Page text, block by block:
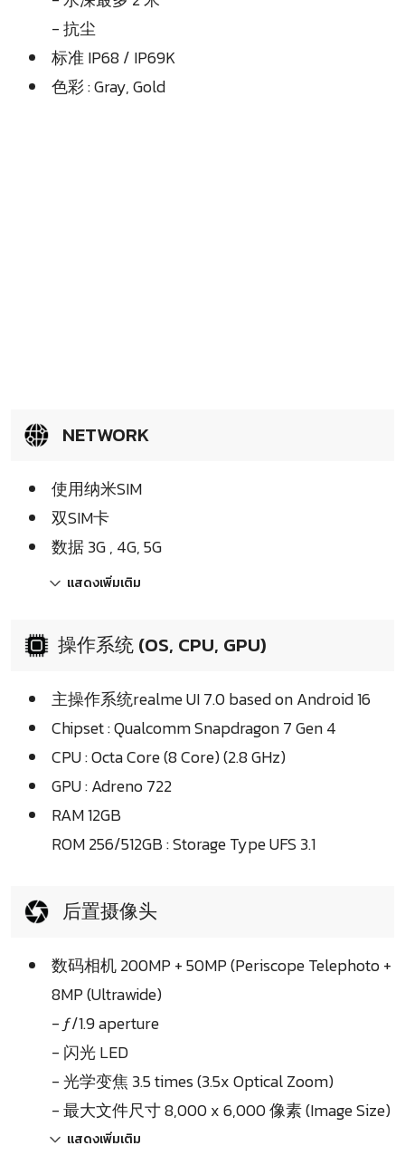
- 抗尘
标准 IP68 / IP69K
色彩 : Gray, Gold
NETWORK
使用纳米SIM
双SIM卡
数据 3G , 4G, 5G
แสดงเพิ่มเติม
操作系统 (OS, CPU, GPU)
主操作系统realme UI 7.0 based on Android 16
Chipset : Qualcomm Snapdragon 7 Gen 4
CPU : Octa Core (8 Core) (2.8 GHz)
GPU : Adreno 722
RAM 12GB
ROM 256/512GB : Storage Type UFS 3.1
后置摄像头
数码相机 200MP + 50MP (Periscope Telephoto +
8MP (Ultrawide)
- ƒ/1.9 aperture
- 闪光 LED
- 光学变焦 3.5 times (3.5x Optical Zoom)
- 最大文件尺寸 8,000 x 6,000 像素 (Image Size)
แสดงเพิ่มเติม